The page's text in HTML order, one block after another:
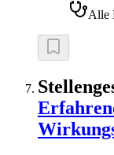
Alle